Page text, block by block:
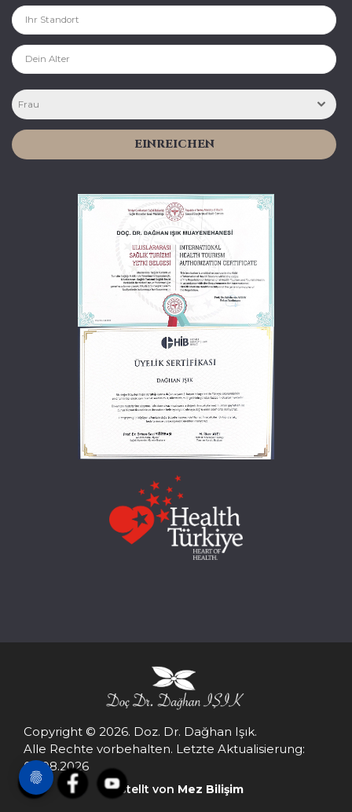
Frau
EINREICHEN
Copyright © 2026. Doz. Dr. Dağhan Işık.
Alle Rechte vorbehalten. Letzte Aktualisierung:
09.08.2026
Erstellt von Mez Bilişim